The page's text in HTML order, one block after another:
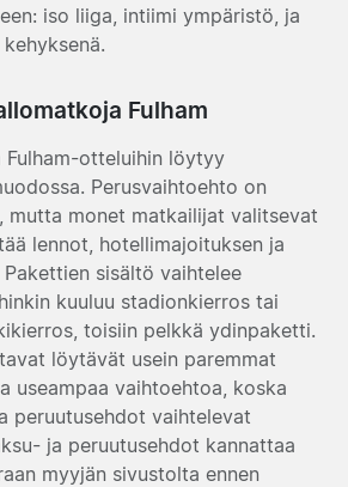
iso liiga, intiimi ympäristö, ja
Fulham
otteluihin löytyy
Perusvaihtoehto on
mutta monet matkailijat valitsevat
lennot, hotellimajoituksen ja
sisältö vaihtelee
kuuluu stadionkierros tai
toisiin pelkkä ydinpaketti.
löytävät usein paremmat
useampaa vaihtoehtoa, koska
peruutusehdot vaihtelevat
ja peruutusehdot kannattaa
myyjän sivustolta ennen